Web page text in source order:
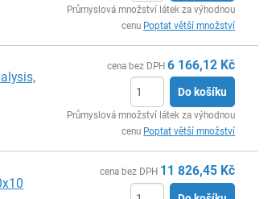
Průmyslová množství látek za výhodnou
cenu Poptat větší množství
cena bez DPH 6 166,12 Kč
Do košíku
Průmyslová množství látek za výhodnou
cenu Poptat větší množství
cena bez DPH 11 826,45 Kč